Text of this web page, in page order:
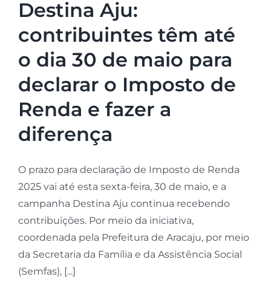
Destina Aju:
contribuintes têm até
o dia 30 de maio para
declarar o Imposto de
Renda e fazer a
diferença
O prazo para declaração de Imposto de Renda
2025 vai até esta sexta-feira, 30 de maio, e a
campanha Destina Aju continua recebendo
contribuições. Por meio da iniciativa,
coordenada pela Prefeitura de Aracaju, por meio
da Secretaria da Família e da Assistência Social
(Semfas), [...]